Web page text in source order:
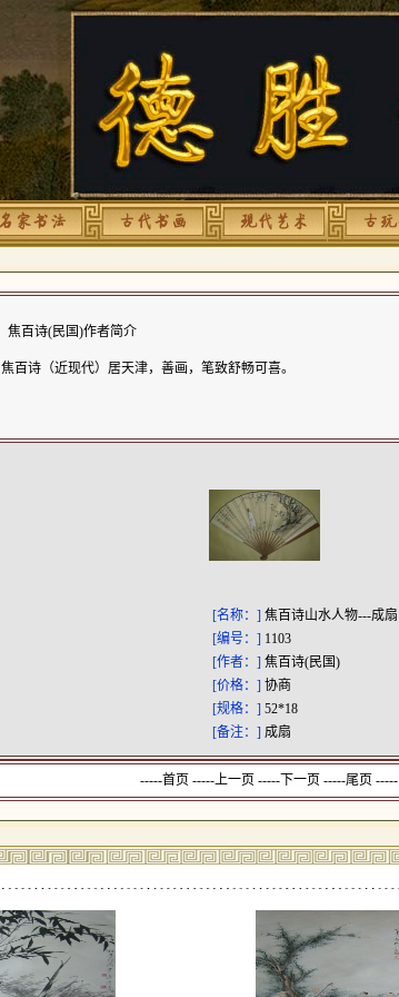
焦百诗(民国)作者简介
焦百诗（近现代）居天津，善画，笔致舒畅可喜。
[名称：] 焦百诗山水人物---成扇
[编号：] 1103
[作者：] 焦百诗(民国)
[价格：] 协商
[规格：] 52*18
[备注：] 成扇
-----首页 -----上一页 -----下一页 -----尾页 -----